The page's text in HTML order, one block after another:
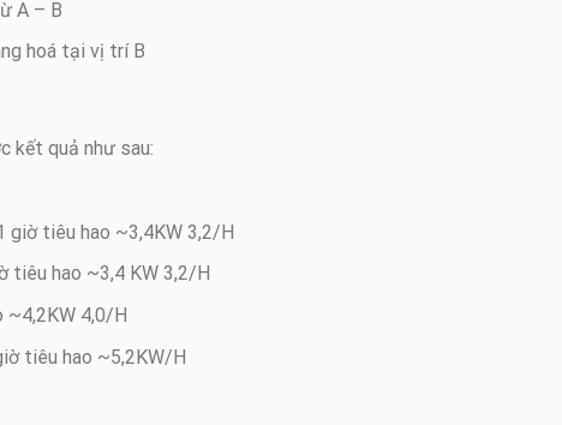
A – B
hoá tại vị trí B
kết quả như sau:
giờ tiêu hao ~3,4KW 3,2/H
tiêu hao ~3,4 KW 3,2/H
~4,2KW 4,0/H
tiêu hao ~5,2KW/H